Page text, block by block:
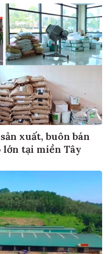
xuất, buôn bán
lớn tại miền Tây